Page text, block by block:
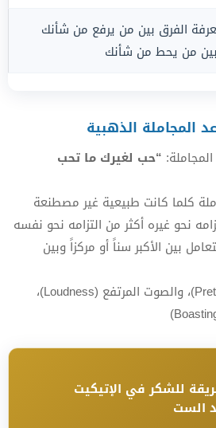
الفرق بين من يرفع من شأنك
من يحط من شأنك
“حب لغيرك ما تحب
كلما كانت طبيعية غير مصطنعة
نحو غيره أكثر من التزامه نحو نفسه
بين الأكبر سناً أو مركزاً وبين
تجنب الادعاء (Pretense)، والصوت المرتفع (Loudness)،
للشكر في الإتيكيت
الست